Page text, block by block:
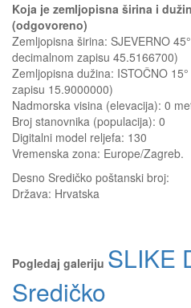
Koja je zemljopisna širina i
(odgovoreno)
Zemljopisna širina: SJEVERNO
decimalnom zapisu 45.5166700)
Zemljopisna dužina: ISTOČNO
zapisu 15.9000000)
Nadmorska visina (elevacija): 0
Broj stanovnika (populacija): 0
Digitalni model reljefa: 130
Vremenska zona: Europe/Zagreb.
Desno Sredičko poštanski broj:
Država: Hrvatska
Pogledaj galeriju SLIKE
Sredičko